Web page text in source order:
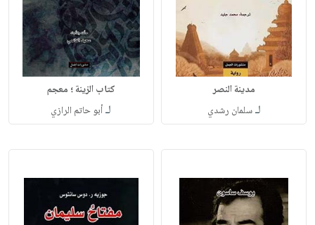
مدينة النصر
لـسلمان رشدي
كتاب الزينة ؛ معجم
لـأبو حاتم الرازي